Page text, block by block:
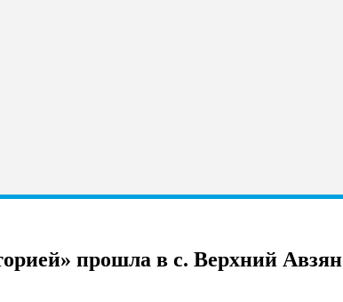
прошла в с. Верхний Авзян